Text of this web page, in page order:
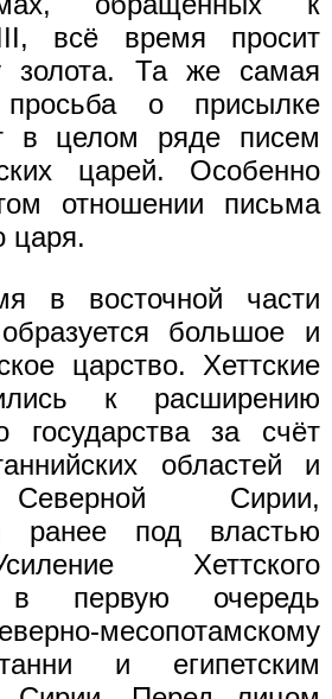
всё время просит
золота. Та же самая
просьба о присылке
в целом ряде писем
царей. Особенно
отношении письма
царя.
в восточной части
большое и
царство. Хеттские
к расширению
государства за счёт
областей и
Сирии,
ранее под властью
Хеттского
в первую очередь
месопотамскому
и египетским